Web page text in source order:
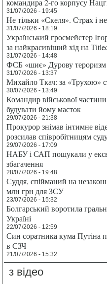
командира 2-го корпусу
31/07/2026 - 19:45
Не тільки «Скеля». Страх і
31/07/2026 - 18:19
Український гросмейстер
за найкрасивіший хід на
31/07/2026 - 14:48
ФСБ «шиє» Дурову тероризм
31/07/2026 - 13:37
Михайло Ткач: за «Трухою»
30/07/2026 - 13:49
Командир військової
будувати йому маєток
29/07/2026 - 21:38
Прокурор знімав інтимне
розсилав співробітницям
29/07/2026 - 17:09
НАБУ і САП пошукали у
збагачення
28/07/2026 - 19:48
Суддя, спійманий на
млн грн для ЗСУ
23/07/2026 - 15:32
Болгарський воротила
Україні
22/07/2026 - 12:59
Син соратника кума Путіна
в СЗЧ
21/07/2026 - 15:32
з відео